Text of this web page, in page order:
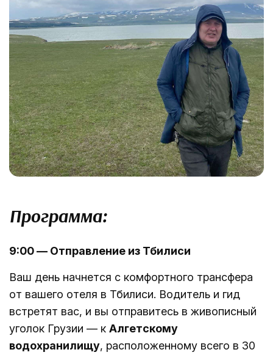
Программа:
9:00 — Отправление из Тбилиси
Ваш день начнется с комфортного трансфера
от вашего отеля в Тбилиси. Водитель и гид
встретят вас, и вы отправитесь в живописный
уголок Грузии — к Алгетскому
водохранилищу, расположенному всего в 30